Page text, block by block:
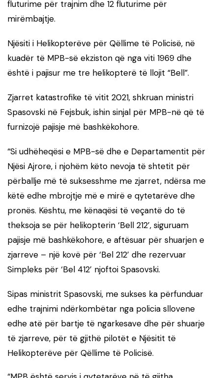
fluturime për trajnim dhe 12 fluturime për
mirëmbajtje.
Njësiti i Helikopterëve për Qëllime të Policisë, në
kuadër të MPB-së ekziston që nga viti 1969 dhe
është i pajisur me tre helikopterë të llojit “Bell”.
Zjarret katastrofike të vitit 2021, shkruan ministri
Spasovski në Fejsbuk, ishin sinjal për MPB-në që të
furnizojë pajisje më bashkëkohore.
“Si udhëheqësi e MPB-së dhe e Departamentit për
Njësi Ajrore, i njohëm këto nevoja të shtetit për
përballje më të suksesshme me zjarret, ndërsa me
këtë edhe mbrojtje më e mirë e qytetarëve dhe
pronës. Kështu, me kënaqësi të veçantë do të
theksoja se për helikopterin ‘Bell 212’, siguruam
pajisje më bashkëkohore, e aftësuar për shuarjen e
zjarreve – një kovë për ‘Bel 212’ dhe rezervuar
Simpleks për ‘Bel 412’ njoftoi Spasovski.
Sipas ministrit Spasovski, me sukses ka përfunduar
edhe trajnimi ndërkombëtar nga policia sllovene
edhe atë për bartje të ngarkesave dhe për shuarje
të zjarreve, për të gjithë pilotët e Njësitit të
Helikopterëve për Qëllime të Policisë.